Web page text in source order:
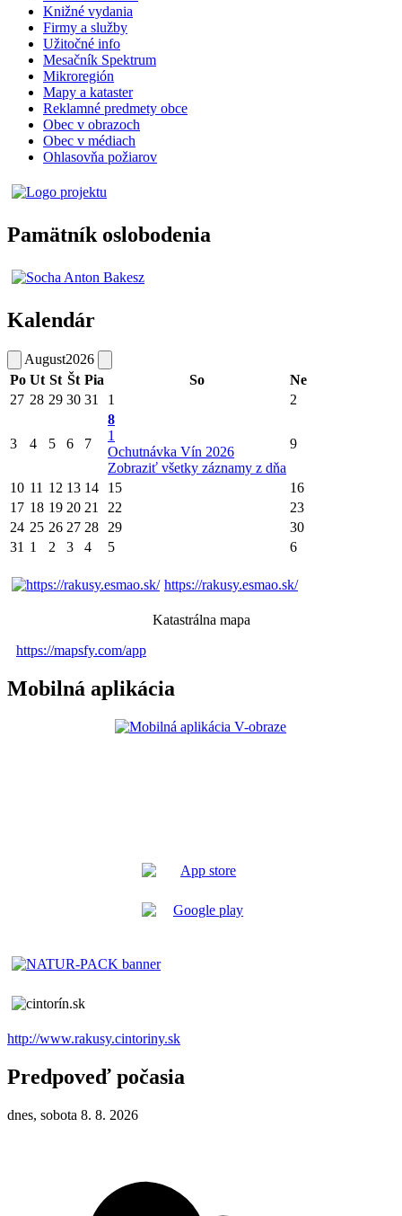
Knižné vydania
Firmy a služby
Užitočné info
Mesačník Spektrum
Mikroregión
Mapy a kataster
Reklamné predmety obce
Obec v obrazoch
Obec v médiach
Ohlasovňa požiarov
Pamätník oslobodenia
Kalendár
August2026
Po Ut St Št Pia So
Ne
27 28 29 30 31 1 2
3 4 5 6 7
8
1
Ochutnávka Vín 2026
Zobraziť všetky záznamy z dňa
9
10 11 12 13 14 15
16
17 18 19 20 21 22
23
24 25 26 27 28 29
30
31 1 2 3 4 5 6
https://rakusy.esmao.sk/
Katastrálna mapa
https://mapsfy.com/app
Mobilná aplikácia
http://www.rakusy.cintoriny.sk
Predpoveď počasia
dnes, sobota 8. 8. 2026